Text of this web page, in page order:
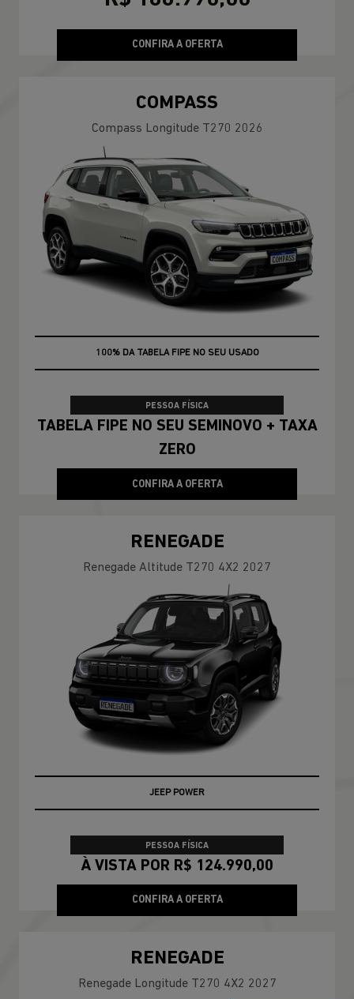
CONFIRA A OFERTA
COMPASS
Compass Longitude T270 2026
100% DA TABELA FIPE NO SEU USADO
PESSOA FÍSICA
TABELA FIPE NO SEU SEMINOVO + TAXA
ZERO
CONFIRA A OFERTA
RENEGADE
Renegade Altitude T270 4X2 2027
JEEP POWER
PESSOA FÍSICA
À VISTA POR R$ 124.990,00
CONFIRA A OFERTA
RENEGADE
Renegade Longitude T270 4X2 2027